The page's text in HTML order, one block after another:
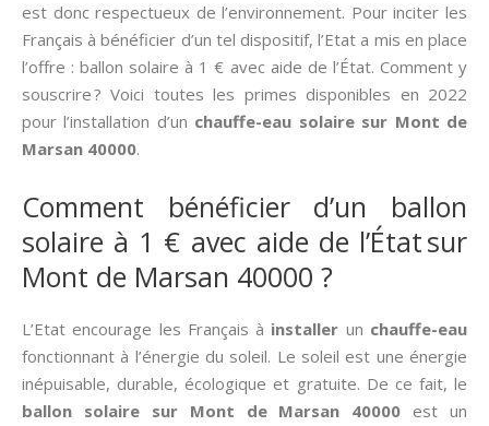
est donc respectueux de l’environnement. Pour inciter les
Français à bénéficier d’un tel dispositif, l’Etat a mis en place
l’offre : ballon solaire à 1 € avec aide de l’État. Comment y
souscrire ? Voici toutes les primes disponibles en 2022
pour l’installation d’un chauffe-eau solaire sur Mont de
Marsan 40000.
Comment bénéficier d’un ballon
solaire à 1 € avec aide de l’État sur
Mont de Marsan 40000 ?
L’Etat encourage les Français à installer un chauffe-eau
fonctionnant à l’énergie du soleil. Le soleil est une énergie
inépuisable, durable, écologique et gratuite. De ce fait, le
ballon solaire sur Mont de Marsan 40000 est un